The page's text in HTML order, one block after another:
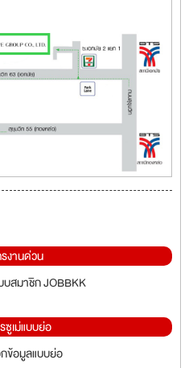
งานด่วน
บสมาชิก JOBBKK
ซูเม่แบบย่อ
ข้อมูลแบบย่อ